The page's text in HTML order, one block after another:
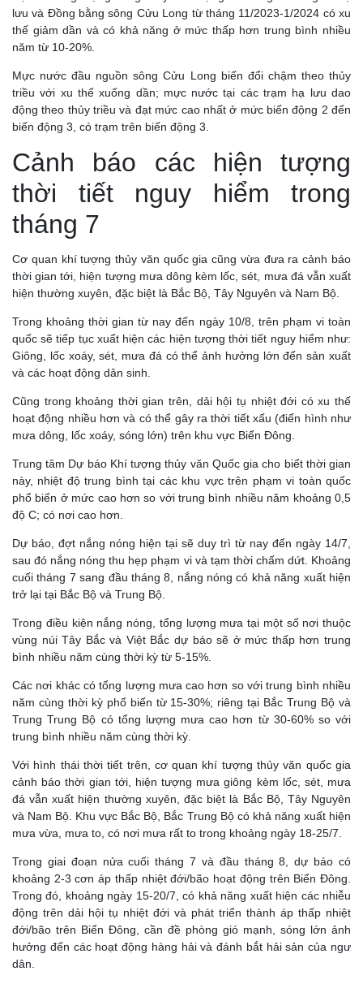
lưu và Đồng bằng sông Cửu Long từ tháng 11/2023-1/2024 có xu
thế giảm dần và có khả năng ở mức thấp hơn trung bình nhiều
năm từ 10-20%.
Mực nước đầu nguồn sông Cửu Long biến đổi chậm theo thủy
triều với xu thế xuống dần; mực nước tại các trạm hạ lưu dao
động theo thủy triều và đạt mức cao nhất ở mức biến động 2 đến
biến động 3, có trạm trên biến động 3.
Cảnh báo các hiện tượng
thời tiết nguy hiểm trong
tháng 7
Cơ quan khí tượng thủy văn quốc gia cũng vừa đưa ra cảnh báo
thời gian tới, hiện tượng mưa dông kèm lốc, sét, mưa đá vẫn xuất
hiện thường xuyên, đặc biệt là Bắc Bộ, Tây Nguyên và Nam Bộ.
Trong khoảng thời gian từ nay đến ngày 10/8, trên phạm vi toàn
quốc sẽ tiếp tục xuất hiện các hiện tượng thời tiết nguy hiểm như:
Giông, lốc xoáy, sét, mưa đá có thể ảnh hưởng lớn đến sản xuất
và các hoạt động dân sinh.
Cũng trong khoảng thời gian trên, dải hội tụ nhiệt đới có xu thế
hoạt động nhiều hơn và có thể gây ra thời tiết xấu (điển hình như
mưa dông, lốc xoáy, sóng lớn) trên khu vực Biển Đông.
Trung tâm Dự báo Khí tượng thủy văn Quốc gia cho biết thời gian
này, nhiệt độ trung bình tại các khu vực trên phạm vi toàn quốc
phổ biến ở mức cao hơn so với trung bình nhiều năm khoảng 0,5
độ C; có nơi cao hơn.
Dự báo, đợt nắng nóng hiện tại sẽ duy trì từ nay đến ngày 14/7,
sau đó nắng nóng thu hẹp phạm vi và tạm thời chấm dứt. Khoảng
cuối tháng 7 sang đầu tháng 8, nắng nóng có khả năng xuất hiện
trở lại tại Bắc Bộ và Trung Bộ.
Trong điều kiện nắng nóng, tổng lượng mưa tại một số nơi thuộc
vùng núi Tây Bắc và Việt Bắc dự báo sẽ ở mức thấp hơn trung
bình nhiều năm cùng thời kỳ từ 5-15%.
Các nơi khác có tổng lượng mưa cao hơn so với trung bình nhiều
năm cùng thời kỳ phổ biến từ 15-30%; riêng tại Bắc Trung Bộ và
Trung Trung Bộ có tổng lượng mưa cao hơn từ 30-60% so với
trung bình nhiều năm cùng thời kỳ.
Với hình thái thời tiết trên, cơ quan khí tượng thủy văn quốc gia
cảnh báo thời gian tới, hiện tượng mưa giông kèm lốc, sét, mưa
đá vẫn xuất hiện thường xuyên, đặc biệt là Bắc Bộ, Tây Nguyên
và Nam Bộ. Khu vực Bắc Bộ, Bắc Trung Bộ có khả năng xuất hiện
mưa vừa, mưa to, có nơi mưa rất to trong khoảng ngày 18-25/7.
Trong giai đoạn nửa cuối tháng 7 và đầu tháng 8, dự báo có
khoảng 2-3 cơn áp thấp nhiệt đới/bão hoạt động trên Biển Đông.
Trong đó, khoảng ngày 15-20/7, có khả năng xuất hiện các nhiễu
động trên dải hội tụ nhiệt đới và phát triển thành áp thấp nhiệt
đới/bão trên Biển Đông, cần đề phòng gió mạnh, sóng lớn ảnh
hưởng đến các hoạt động hàng hải và đánh bắt hải sản của ngư
dân.